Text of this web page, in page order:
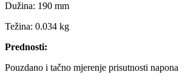
Dužina: 190 mm
Težina: 0.034 kg
Prednosti:
Pouzdano i tačno mjerenje prisutnosti napona